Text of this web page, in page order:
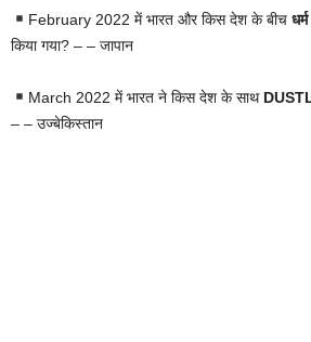
February 2022 में भारत और किस देश के बीच
किया गया? – – जापान
March 2022 में भारत ने किस देश के साथ
– – उज्बेकिस्तान